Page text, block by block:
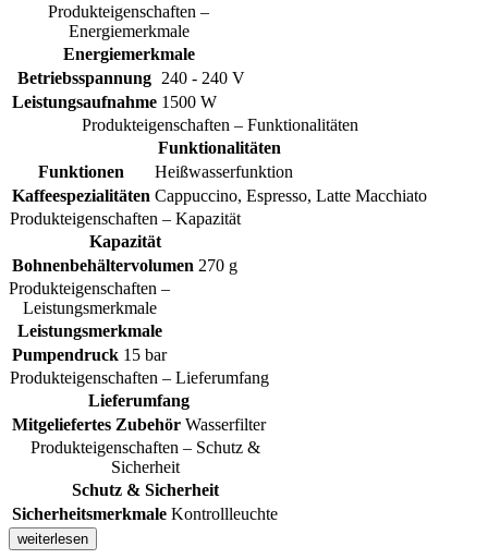
Produkteigenschaften –
Energiemerkmale
Energiemerkmale
Betriebsspannung 240 - 240 V
Leistungsaufnahme 1500 W
Produkteigenschaften – Funktionalitäten
Funktionalitäten
Funktionen
Heißwasserfunktion
Kaffeespezialitäten Cappuccino, Espresso, Latte Macchiato
Produkteigenschaften – Kapazität
Kapazität
Bohnenbehältervolumen 270 g
Produkteigenschaften –
Leistungsmerkmale
Leistungsmerkmale
Pumpendruck 15 bar
Produkteigenschaften – Lieferumfang
Lieferumfang
Mitgeliefertes Zubehör Wasserfilter
Produkteigenschaften – Schutz &
Sicherheit
Schutz & Sicherheit
Sicherheitsmerkmale Kontrollleuchte
weiterlesen